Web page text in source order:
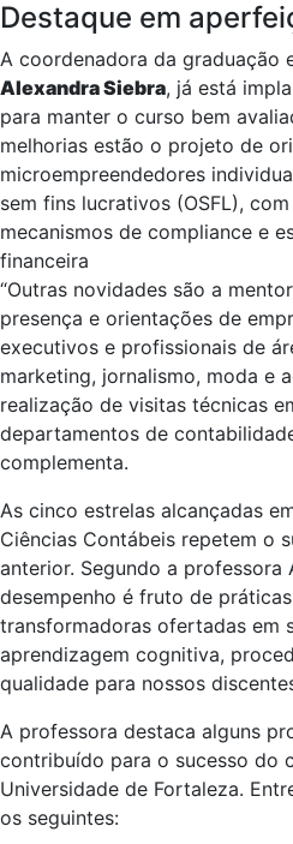
Destaque em
A coordenadora da graduação
Alexandra Siebra, já está
para manter o curso bem
melhorias estão o projeto de
microempreendedores
sem fins lucrativos (OSFL),
mecanismos de compliance e
financeira
“Outras novidades são a
presença e orientações de
executivos e profissionais de
marketing, jornalismo, moda e
realização de visitas técnicas
departamentos de
complementa.
As cinco estrelas alcançadas
Ciências Contábeis repetem o
anterior. Segundo a professora
desempenho é fruto de
transformadoras ofertadas em
aprendizagem cognitiva,
qualidade para nossos
A professora destaca alguns
contribuído para o sucesso do
Universidade de Fortaleza.
os seguintes: